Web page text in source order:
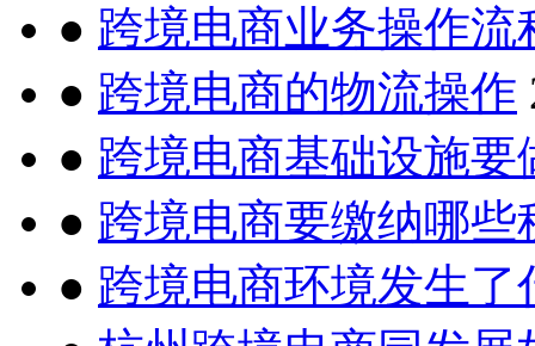
● 跨境电商业务操作流
● 跨境电商的物流操作
● 跨境电商基础设施要
● 跨境电商要缴纳哪些
● 跨境电商环境发生了